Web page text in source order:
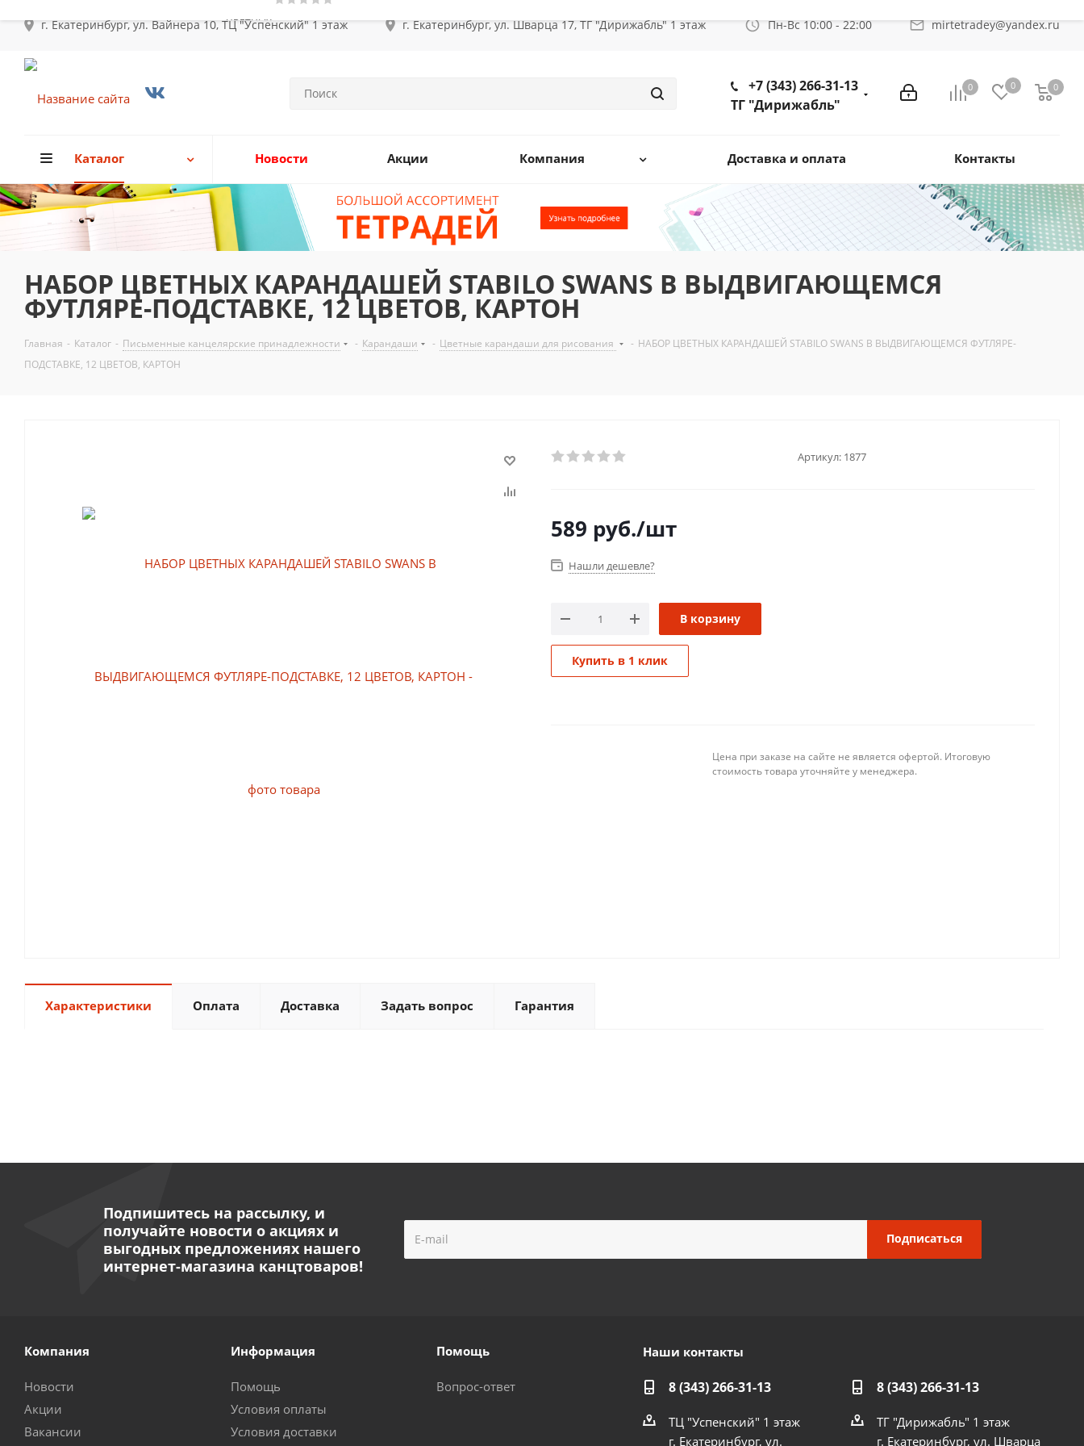
г. Екатеринбург, ул. Вайнера 10, ТЦ "Успенский" 1 этаж г. Екатеринбург, ул. Шварца 17, ТГ "Дирижабль" 1 этаж Пн-Вс 10:00 - 22:00 mirtetradey@yandex.ru
0 0 0
+7 (343) 266-31-13
ТГ "Дирижабль"
Каталог Новости Акции Компания Доставка и оплата Контакты
НАБОР ЦВЕТНЫХ КАРАНДАШЕЙ STABILO SWANS В ВЫДВИГАЮЩЕМСЯ
ФУТЛЯРЕ-ПОДСТАВКЕ, 12 ЦВЕТОВ, КАРТОН
Главная - Каталог - Письменные канцелярские принадлежности - Карандаши - Цветные карандаши для рисования - НАБОР ЦВЕТНЫХ КАРАНДАШЕЙ STABILO SWANS В ВЫДВИГАЮЩЕМСЯ ФУТЛЯРЕ-
ПОДСТАВКЕ, 12 ЦВЕТОВ, КАРТОН
Артикул: 1877
589 руб./шт
Нашли дешевле?
В корзину
Купить в 1 клик
Цена при заказе на сайте не является офертой. Итоговую
стоимость товара уточняйте у менеджера.
Характеристики Оплата Доставка Задать вопрос Гарантия
Подпишитесь на рассылку, и
получайте новости о акциях и
выгодных предложениях нашего
интернет-магазина канцтоваров!
Компания
Новости
Акции
Вакансии
Информация
Помощь
Условия оплаты
Условия доставки
Помощь
Вопрос-ответ
Наши контакты
8 (343) 266-31-13
ТЦ "Успенский" 1 этаж
г. Екатеринбург, ул.
8 (343) 266-31-13
ТГ "Дирижабль" 1 этаж
г. Екатеринбург, ул. Шварца